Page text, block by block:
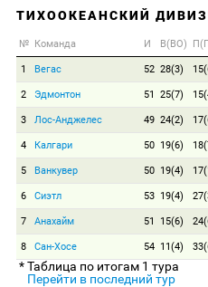
ТИХООКЕАНСКИЙ
№ Команда И В(ВО)
1 Вегас 52 28(3)
2 Эдмонтон 51 25(7)
3 Лос-Анджелес 49 24(2)
4 Калгари 50 19(6)
5 Ванкувер 50 19(4)
6 Сиэтл 53 19(4)
7 Анахайм 51 15(6)
8 Сан-Хосе 54 11(4)
* Таблица по итогам 1 тура
Перейти в последний тур